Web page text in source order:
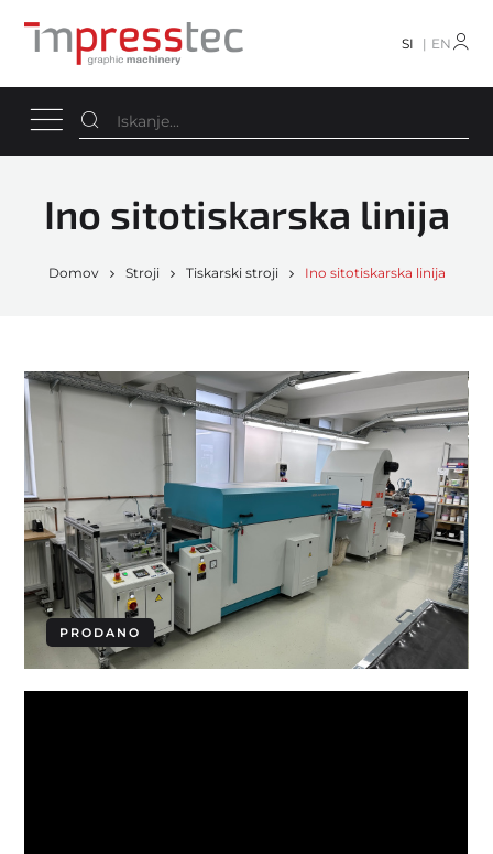
SI EN
Ino sitotiskarska linija
Domov Stroji Tiskarski stroji Ino sitotiskarska linija
PRODANO